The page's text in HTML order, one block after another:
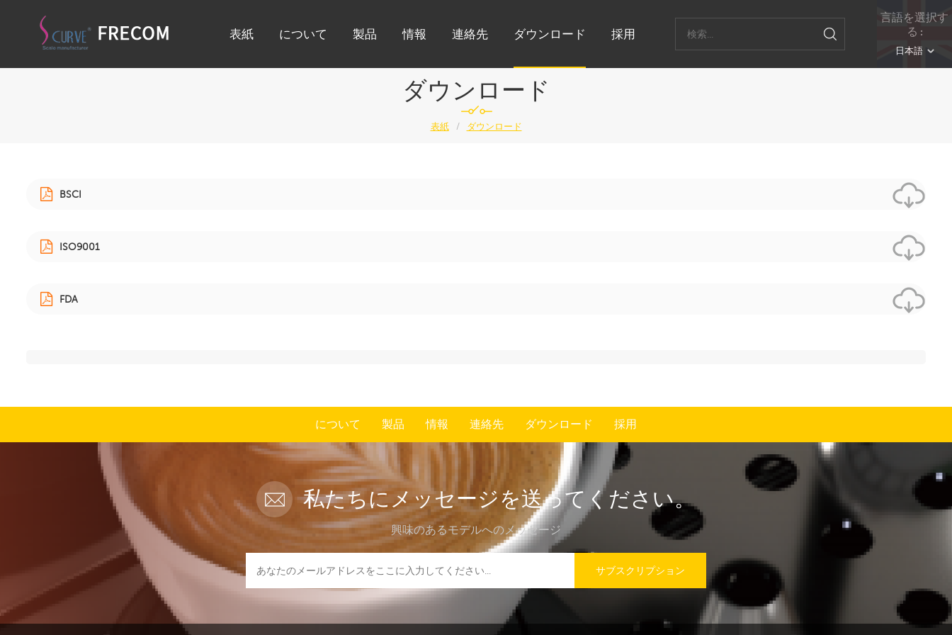
表紙 について 製品 情報 連絡先 ダウンロード 採用
言語を選択す
る :
日本語
ダウンロード
表紙 / ダウンロード
BSCI
ISO9001
FDA
について 製品 情報 連絡先 ダウンロード 採用
私たちにメッセージを送ってください。
興味のあるモデルへのメッセージ
サブスクリプション